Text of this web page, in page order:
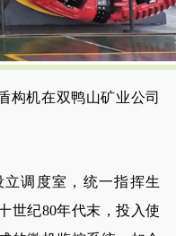
构机在双鸭山矿业公司
调度室，统一指挥生
世纪80年代末，投入使